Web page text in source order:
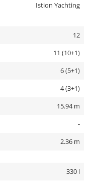
Istion Yachting
12
11 (10+1)
6 (5+1)
4 (3+1)
15.94 m
-
2.36 m
330 l